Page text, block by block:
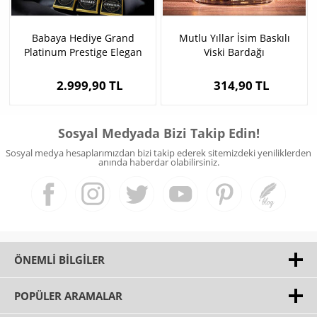
Babaya Hediye Grand
Platinum Prestige Elegan
2.999,90 TL
Mutlu Yıllar İsim Baskılı
Viski Bardağı
314,90 TL
Sosyal Medyada Bizi Takip Edin!
Sosyal medya hesaplarımızdan bizi takip ederek sitemizdeki yeniliklerden
anında haberdar olabilirsiniz.
ÖNEMLI BILGILER
POPÜLER ARAMALAR